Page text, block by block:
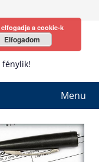
Menu
a cookie-k
Elfogadom